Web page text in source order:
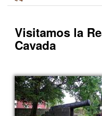
Visitamos la
Cavada